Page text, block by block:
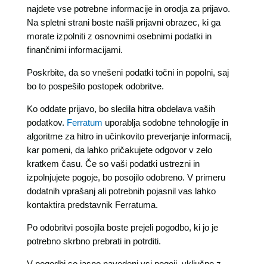
najdete vse potrebne informacije in orodja za prijavo.
Na spletni strani boste našli prijavni obrazec, ki ga
morate izpolniti z osnovnimi osebnimi podatki in
finančnimi informacijami.
Poskrbite, da so vnešeni podatki točni in popolni, saj
bo to pospešilo postopek odobritve.
Ko oddate prijavo, bo sledila hitra obdelava vaših
podatkov. Ferratum uporablja sodobne tehnologije in
algoritme za hitro in učinkovito preverjanje informacij,
kar pomeni, da lahko pričakujete odgovor v zelo
kratkem času. Če so vaši podatki ustrezni in
izpolnjujete pogoje, bo posojilo odobreno. V primeru
dodatnih vprašanj ali potrebnih pojasnil vas lahko
kontaktira predstavnik Ferratuma.
Po odobritvi posojila boste prejeli pogodbo, ki jo je
potrebno skrbno prebrati in potrditi.